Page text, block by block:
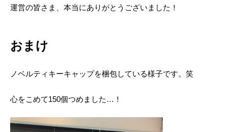
運営の皆さま、本当にありがとうございました！
おまけ
ノベルティキーキャップを梱包している様子です。笑
心をこめて150個つめました…！